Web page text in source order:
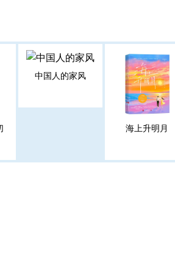
中国人的家风
海上升明月